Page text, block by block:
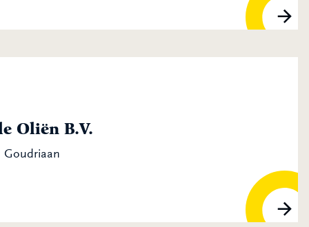
Oliën B.V.
Goudriaan